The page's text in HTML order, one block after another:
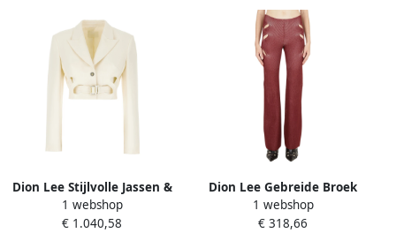
Dion Lee Stijlvolle Jassen &
Vesten Collectie Beige
Dames
1 webshop
€ 1.040,58
Dion Lee Gebreide Broek
met Uitsparingen Red
Dames
1 webshop
€ 318,66